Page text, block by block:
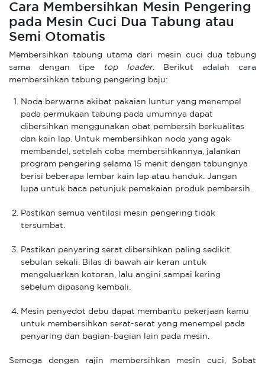
Cara Membersihkan Mesin Pengering
pada Mesin Cuci Dua Tabung atau
Semi Otomatis
Membersihkan tabung utama dari mesin cuci dua tabung
sama dengan tipe
top loader. Berikut adalah cara
membersihkan tabung pengering baju:
Noda berwarna akibat pakaian luntur yang menempel
pada permukaan tabung pada umumnya dapat
dibersihkan menggunakan obat pembersih berkualitas
dan kain lap. Untuk membersihkan noda yang agak
membandel, setelah coba membersihkannya, jalankan
program pengering selama 15 menit dengan tabungnya
berisi beberapa lembar kain lap atau handuk. Jangan
lupa untuk baca petunjuk pemakaian produk pembersih.
Pastikan semua ventilasi mesin pengering tidak
tersumbat.
Pastikan penyaring serat dibersihkan paling sedikit
sebulan sekali. Bilas di bawah air keran untuk
mengeluarkan kotoran, lalu angini sampai kering
sebelum dipasang kembali.
Mesin penyedot debu dapat membantu pekerjaan kamu
untuk membersihkan serat-serat yang menempel pada
penyaring dan bagian-bagian lain pada mesin.
Semoga dengan rajin membersihkan mesin cuci, Sobat